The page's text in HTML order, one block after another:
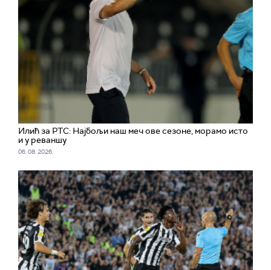
Илић за РТС: Најбољи наш меч ове сезоне, морамо исто
и у реваншу
06. 08. 2026.